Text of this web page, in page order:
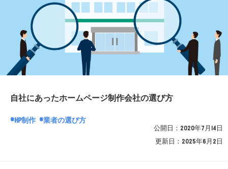
自社にあったホームページ制作会社の選び方
HP制作 業者の選び方
公開日： 2020年7月14日
更新日： 2025年6月2日